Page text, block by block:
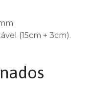
(15cm + 3cm).